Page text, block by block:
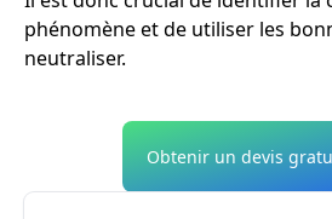
phénomène et de utiliser les
neutraliser.
Obtenir un devis